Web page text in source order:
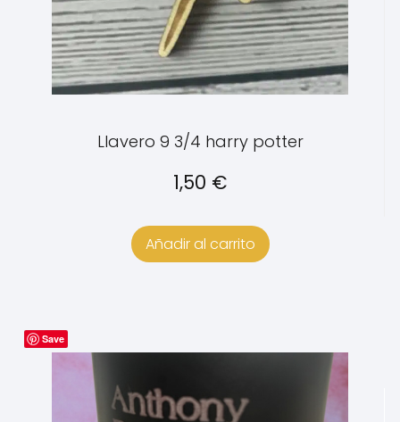
Llavero 9 3/4 harry potter
1,50 €
Añadir al carrito
Save